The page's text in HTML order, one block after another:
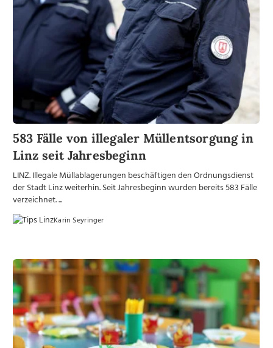
583 Fälle von illegaler Müllentsorgung in
Linz seit Jahresbeginn
LINZ. Illegale Müllablagerungen beschäftigen den Ordnungsdienst
der Stadt Linz weiterhin. Seit Jahresbeginn wurden bereits 583 Fälle
verzeichnet. ...
Karin Seyringer